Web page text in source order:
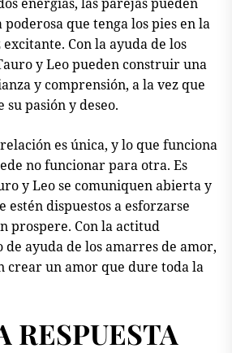
que tenga los pies en la
Con la ayuda de los
y Leo pueden construir una
y comprensión, a la vez que
pasión y deseo.
es única, y lo que funciona
no funcionar para otra. Es
y Leo se comuniquen abierta y
estén dispuestos a esforzarse
prospere. Con la actitud
de ayuda de los amarres de amor,
crear un amor que dure toda la
RESPUESTA